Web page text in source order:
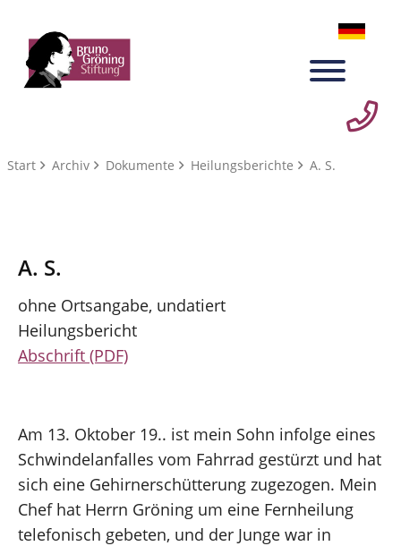
Start Archiv Dokumente Heilungsberichte A. S.
A. S.
ohne Ortsangabe, undatiert
Heilungsbericht
Abschrift (PDF)
Am 13. Oktober 19.. ist mein Sohn infolge eines
Schwindelanfalles vom Fahrrad gestürzt und hat
sich eine Gehirnerschütterung zugezogen. Mein
Chef hat Herrn Gröning um eine Fernheilung
telefonisch gebeten, und der Junge war in